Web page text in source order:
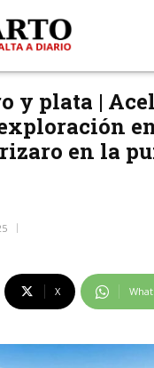
y plata |
en la
X